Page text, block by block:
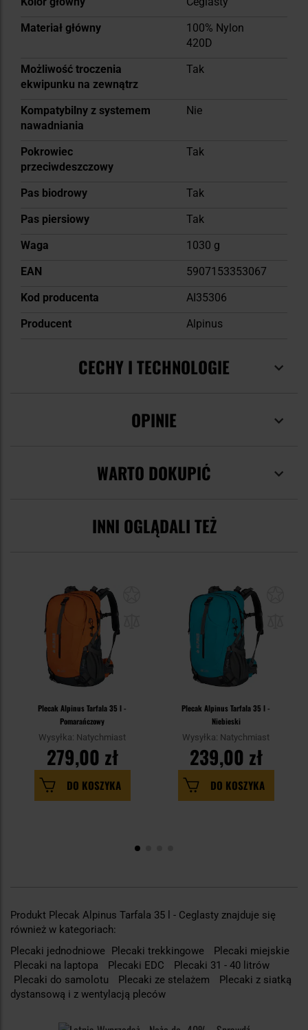
Materiał główny
100% Nylon
420D
Możliwość troczenia
ekwipunku na zewnątrz
Tak
Kompatybilny z systemem
nawadniania
Nie
Pokrowiec
przeciwdeszczowy
Tak
Pas biodrowy
Tak
Pas piersiowy
Tak
Waga
1030 g
EAN
5907153353067
Kod producenta
AI35306
Producent
Alpinus
CECHY I TECHNOLOGIE
OPINIE
WARTO DOKUPIĆ
INNI OGLĄDALI TEŻ
Plecak Alpinus Tarfala 35 l -
Pomarańczowy
Wysyłka: Natychmiast
279,00 zł
DO KOSZYKA
Plecak Alpinus Tarfala 35 l -
Niebieski
Wysyłka: Natychmiast
239,00 zł
DO KOSZYKA
Produkt Plecak Alpinus Tarfala 35 l - Ceglasty znajduje się
również w kategoriach:
Plecaki jednodniowe Plecaki trekkingowe
Plecaki miejskie
Plecaki na laptopa
Plecaki EDC
Plecaki 31 - 40 litrów
Plecaki do samolotu
Plecaki ze stelażem
Plecaki z siatką
dystansową i z wentylacją pleców